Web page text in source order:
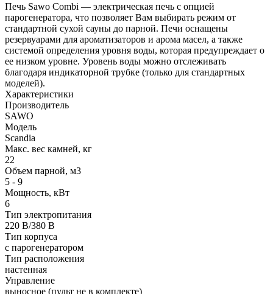
Печь Sawo Combi — электрическая печь с опцией
парогенератора, что позволяет Вам выбирать режим от
стандартной сухой сауны до парной. Печи оснащены
резервуарами для ароматизаторов и арома масел, а также
системой определения уровня воды, которая предупреждает о
ее низком уровне. Уровень воды можно отслеживать
благодаря индикаторной трубке (только для стандартных
моделей).
Характеристики
Производитель
SAWO
Модель
Scandia
Макс. вес камней, кг
22
Oбъем парной, м3
5 - 9
Мощность, кВт
6
Тип электропитания
220 В/380 В
Тип корпуса
с парогенератором
Тип расположения
настенная
Управление
выносное (пульт не в комплекте)